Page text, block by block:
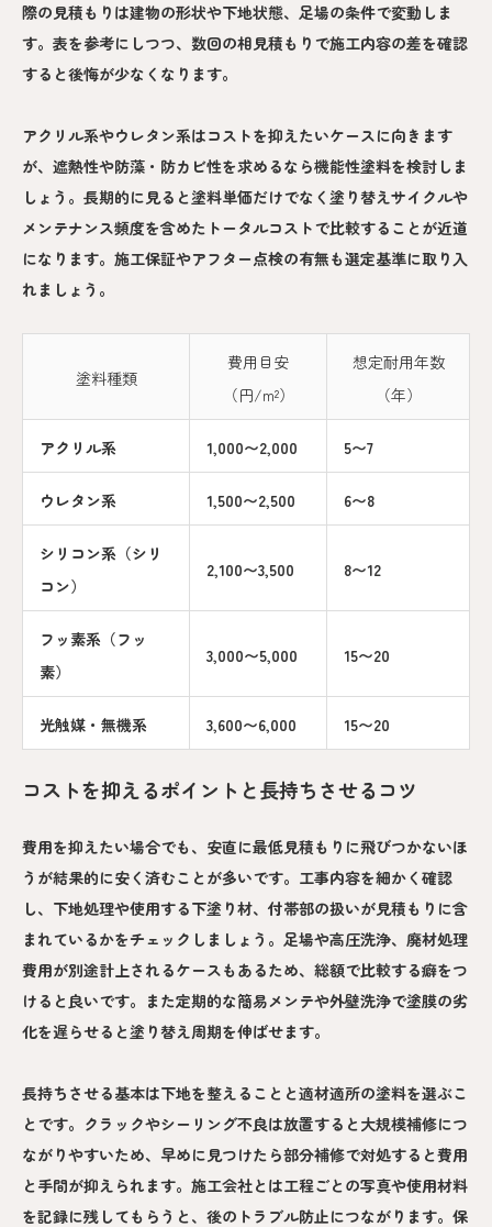
際の見積もりは建物の形状や下地状態、足場の条件で変動しま
す。表を参考にしつつ、数回の相見積もりで施工内容の差を確認
すると後悔が少なくなります。
アクリル系やウレタン系はコストを抑えたいケースに向きます
が、遮熱性や防藻・防カビ性を求めるなら機能性塗料を検討しま
しょう。長期的に見ると塗料単価だけでなく塗り替えサイクルや
メンテナンス頻度を含めたトータルコストで比較することが近道
になります。施工保証やアフター点検の有無も選定基準に取り入
れましょう。
塗料種類
費用目安
（円/m²）
想定耐用年数
（年）
アクリル系 1,000〜2,000 5〜7
ウレタン系 1,500〜2,500 6〜8
シリコン系（シリ
コン）
2,100〜3,500 8〜12
フッ素系（フッ
素）
3,000〜5,000 15〜20
光触媒・無機系 3,600〜6,000 15〜20
コストを抑えるポイントと長持ちさせるコツ
費用を抑えたい場合でも、安直に最低見積もりに飛びつかないほ
うが結果的に安く済むことが多いです。工事内容を細かく確認
し、下地処理や使用する下塗り材、付帯部の扱いが見積もりに含
まれているかをチェックしましょう。足場や高圧洗浄、廃材処理
費用が別途計上されるケースもあるため、総額で比較する癖をつ
けると良いです。また定期的な簡易メンテや外壁洗浄で塗膜の劣
化を遅らせると塗り替え周期を伸ばせます。
長持ちさせる基本は下地を整えることと適材適所の塗料を選ぶこ
とです。クラックやシーリング不良は放置すると大規模補修につ
ながりやすいため、早めに見つけたら部分補修で対処すると費用
と手間が抑えられます。施工会社とは工程ごとの写真や使用材料
を記録に残してもらうと、後のトラブル防止につながります。保